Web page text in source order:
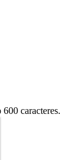
caracteres.